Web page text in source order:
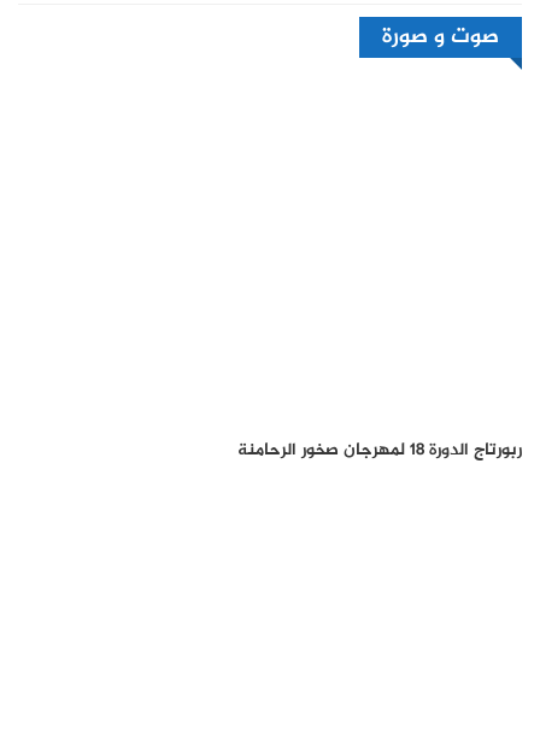
صوت و صورة
ربورتاج الدورة 18 لمهرجان صخور الرحامنة